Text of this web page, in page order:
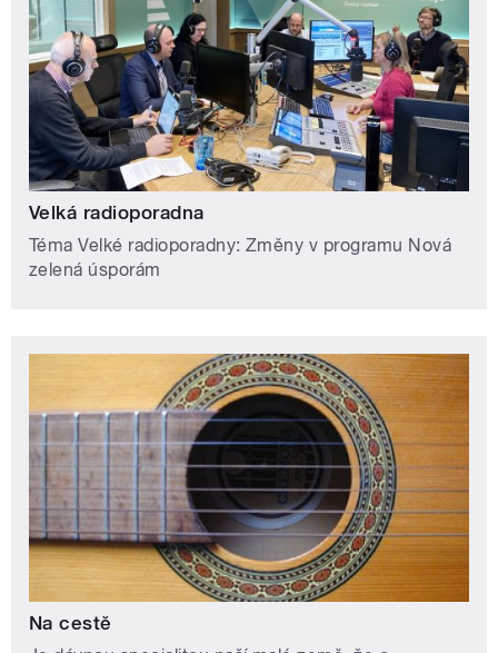
Velká radioporadna
Téma Velké radioporadny: Změny v programu Nová
zelená úsporám
Na cestě